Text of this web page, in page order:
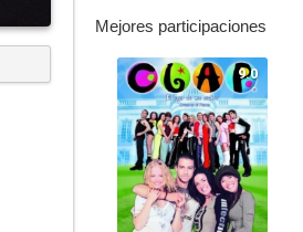
Mejores participaciones
9.0